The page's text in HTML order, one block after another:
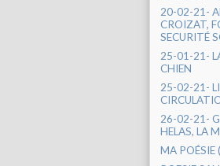
20-02-21-
CROIZAT,
SECURITÉ
25-01-21-
CHIEN
25-02-21-
26-02-21-
HELAS, LA
MA POÉSIE